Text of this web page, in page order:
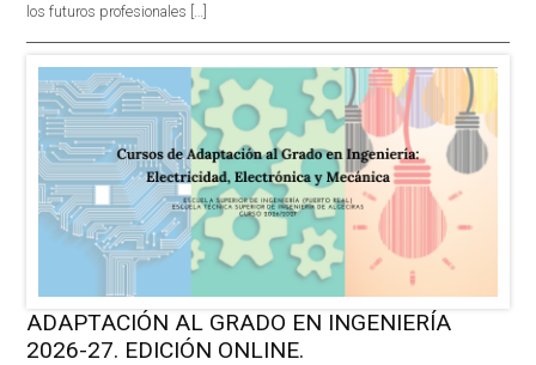
los futuros profesionales […]
ADAPTACIÓN AL GRADO EN INGENIERÍA
2026-27. EDICIÓN ONLINE.